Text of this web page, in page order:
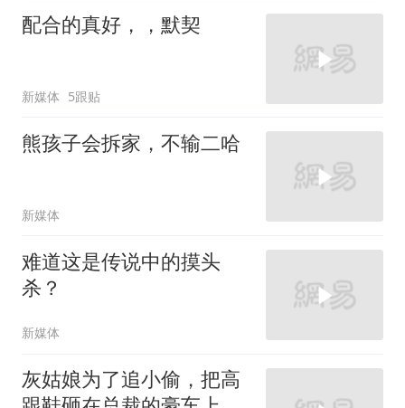
配合的真好，，默契
新媒体 5跟贴
熊孩子会拆家，不输二哈
新媒体
难道这是传说中的摸头
杀？
新媒体
灰姑娘为了追小偷，把高